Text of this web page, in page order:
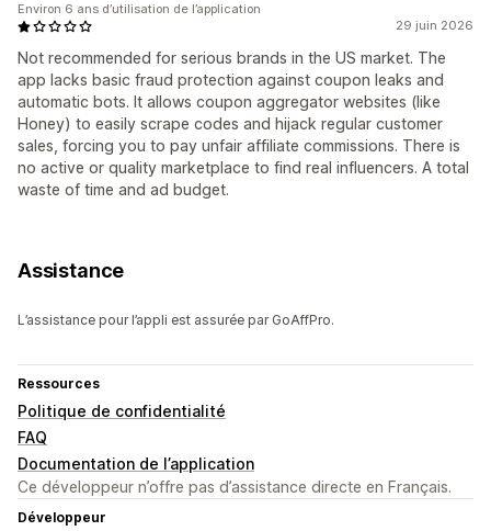
29 juin 2026
Not recommended for serious brands in the US market. The
app lacks basic fraud protection against coupon leaks and
automatic bots. It allows coupon aggregator websites (like
Honey) to easily scrape codes and hijack regular customer
sales, forcing you to pay unfair affiliate commissions. There is
no active or quality marketplace to find real influencers. A total
waste of time and ad budget.
Environ 6 ans d’utilisation de l’application
Assistance
L’assistance pour l’appli est assurée par GoAffPro.
Ressources
Politique de confidentialité
FAQ
Documentation de l’application
Ce développeur n’offre pas d’assistance directe en Français.
Développeur